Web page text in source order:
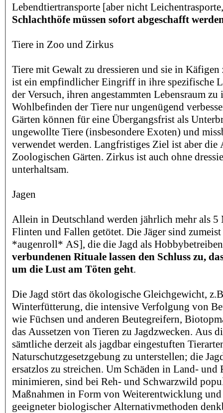
Lebendtiertransporte [aber nicht
Schlachthöfe müssen sofort abgeschafft
Tiere in Zoo und Zirkus
Tiere mit Gewalt zu dressieren und sie in Käfigen
ist ein empfindlicher Eingriff in ihre spezifische
der Versuch, ihren angestammten Lebensraum
Wohlbefinden der Tiere nur ungenügend
Gärten können für eine Übergangsfrist als
ungewollte Tiere (insbesondere Exoten) und
verwendet werden. Langfristiges Ziel ist aber die
Zoologischen Gärten. Zirkus ist auch ohne
unterhaltsam.
Jagen
Allein in Deutschland werden jährlich mehr als
Flinten und Fallen getötet. Die Jäger sind
*augenroll* AS], die die Jagd als
verbundenen Rituale lassen den Schluss zu,
um die Lust am Töten geht.
Die Jagd stört das ökologische Gleichgewicht,
Winterfütterung, die intensive Verfolgung von
wie Füchsen und anderen Beutegreifern,
das Aussetzen von Tieren zu Jagdzwecken. Aus
sämtliche derzeit als jagdbar eingestuften
Naturschutzgesetzgebung zu unterstellen; die
ersatzlos zu streichen. Um Schäden in Land-
minimieren, sind bei Reh- und Schwarzwild
Maßnahmen in Form von Weiterentwicklung
geeigneter biologischer Alternativmethoden